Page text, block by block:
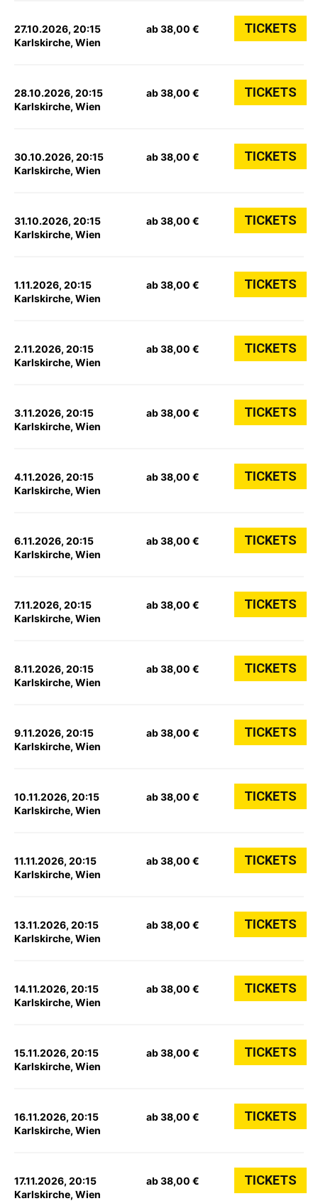
27.10.2026, 20:15
Karlskirche, Wien
ab 38,00 € TICKETS
28.10.2026, 20:15
Karlskirche, Wien
ab 38,00 € TICKETS
30.10.2026, 20:15
Karlskirche, Wien
ab 38,00 € TICKETS
31.10.2026, 20:15
Karlskirche, Wien
ab 38,00 € TICKETS
1.11.2026, 20:15
Karlskirche, Wien
ab 38,00 € TICKETS
2.11.2026, 20:15
Karlskirche, Wien
ab 38,00 € TICKETS
3.11.2026, 20:15
Karlskirche, Wien
ab 38,00 € TICKETS
4.11.2026, 20:15
Karlskirche, Wien
ab 38,00 € TICKETS
6.11.2026, 20:15
Karlskirche, Wien
ab 38,00 € TICKETS
7.11.2026, 20:15
Karlskirche, Wien
ab 38,00 € TICKETS
8.11.2026, 20:15
Karlskirche, Wien
ab 38,00 € TICKETS
9.11.2026, 20:15
Karlskirche, Wien
ab 38,00 € TICKETS
10.11.2026, 20:15
Karlskirche, Wien
ab 38,00 € TICKETS
11.11.2026, 20:15
Karlskirche, Wien
ab 38,00 € TICKETS
13.11.2026, 20:15
Karlskirche, Wien
ab 38,00 € TICKETS
14.11.2026, 20:15
Karlskirche, Wien
ab 38,00 € TICKETS
15.11.2026, 20:15
Karlskirche, Wien
ab 38,00 € TICKETS
16.11.2026, 20:15
Karlskirche, Wien
ab 38,00 € TICKETS
17.11.2026, 20:15
Karlskirche, Wien
ab 38,00 € TICKETS